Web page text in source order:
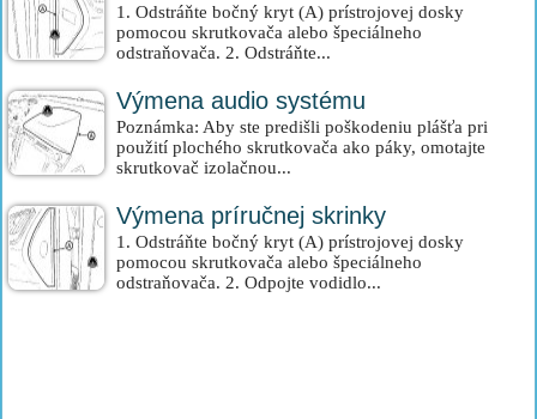
1. Odstráňte bočný kryt (A) prístrojovej dosky
pomocou skrutkovača alebo špeciálneho
odstraňovača. 2. Odstráňte...
Výmena audio systému
Poznámka: Aby ste predišli poškodeniu plášťa pri
použití plochého skrutkovača ako páky, omotajte
skrutkovač izolačnou...
Výmena príručnej skrinky
1. Odstráňte bočný kryt (A) prístrojovej dosky
pomocou skrutkovača alebo špeciálneho
odstraňovača. 2. Odpojte vodidlo...